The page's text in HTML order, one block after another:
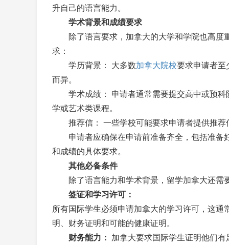
升自己的语言能力。
学术背景和成绩要求
除了语言要求，加拿大的大学和学院也高度
求：
学历背景： 大多数加拿大院校要求申请者至
而异。
学术成绩： 申请者通常需要提交高中或预科
学或艺术类课程。
推荐信： 一些学校可能要求申请者提供推荐
申请者应确保在申请前准备齐全，包括准备
和成绩的具体要求。
其他必备条件
除了语言能力和学术背景，留学加拿大还需
签证和学习许可：
所有国际学生必须申请加拿大的学习许可，这
明、财务证明和可能的健康证明。
财务能力： 加拿大要求国际学生证明他们